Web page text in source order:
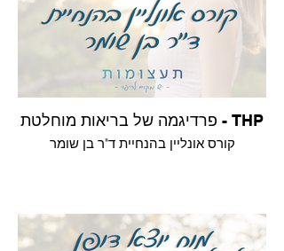
THP - פרדיגמה של בריאות מוחלטת
קורס אונליין בהנחיית ד"ר בן שומר